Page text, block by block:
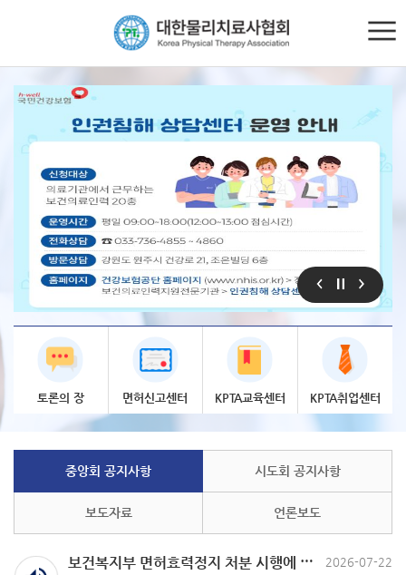
토론의 장 면허신고센터 KPTA교육센터 KPTA취업센터
중앙회 공지사항 시도회 공지사항
보도자료 언론보도
보건복지부 면허효력정지 처분 시행에 따른 면허신고 안내 2026-07-22